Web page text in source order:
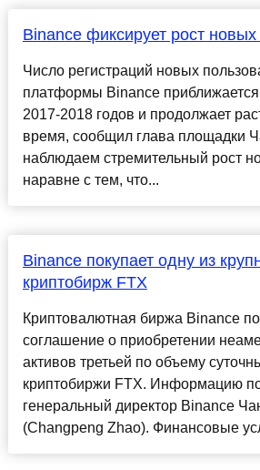
Binance фиксирует рост новых
Число регистраций новых
платформы Binance приближается
2017-2018 годов и продолжает
время, сообщил глава площадки
наблюдаем стремительный рост
наравне с тем, что...
Binance покупает одну из
криптобирж FTX
Криптовалютная биржа Binance
соглашение о приобретении
активов третьей по объему
криптобиржи FTX. Информацию
генеральный директор Binance
(Changpeng Zhao). Финансовые